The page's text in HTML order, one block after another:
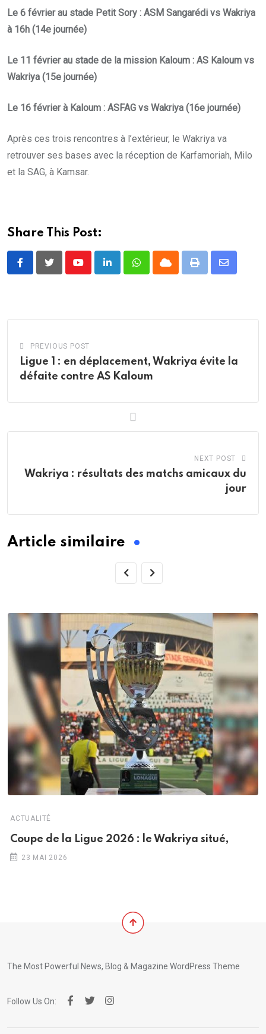
Le 6 février au stade Petit Sory : ASM Sangarédi vs Wakriya
à 16h (14e journée)
Le 11 février au stade de la mission Kaloum : AS Kaloum vs
Wakriya (15e journée)
Le 16 février à Kaloum : ASFAG vs Wakriya (16e journée)
Après ces trois rencontres à l’extérieur, le Wakriya va
retrouver ses bases avec la réception de Karfamoriah, Milo
et la SAG, à Kamsar.
Share This Post:
YoutubeLinkedInWhatsappCloud Print
Share
PREVIOUS POST
Ligue 1 : en déplacement, Wakriya évite la
défaite contre AS Kaloum
NEXT POST
Wakriya : résultats des matchs amicaux du
jour
Article similaire
ACTUALITÉ
Coupe de la Ligue 2026 : le Wakriya situé,
23 MAI 2026
The Most Powerful News, Blog & Magazine WordPress Theme
Follow Us On: